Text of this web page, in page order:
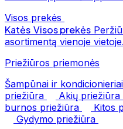
Visos prekės
Katės Visos prekės
asortimentą vienoje vietoje.
Priežiūros priemonės
Šampūnai ir kondicionieriai
priežiūra
Akių priežiūra
burnos priežiūra
Kitos
Gydymo priežiūra